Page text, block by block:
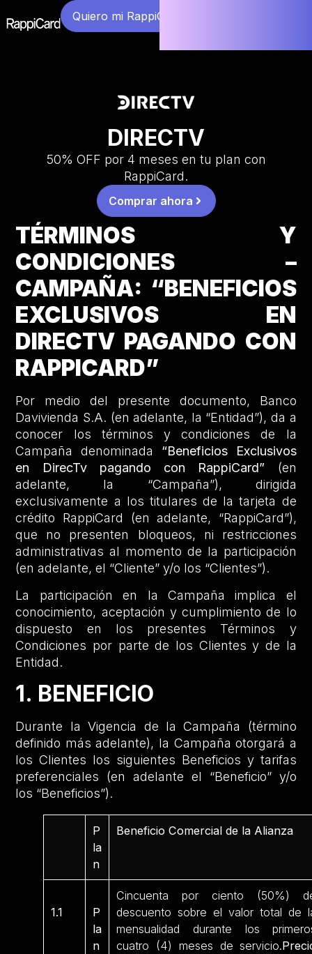
Quiero mi RappiCard
DIRECTV
50% OFF por 4 meses en tu plan con
RappiCard.
Comprar ahora
TÉRMINOS Y
CONDICIONES –
CAMPAÑA: “BENEFICIOS
EXCLUSIVOS EN
DIRECTV PAGANDO CON
RAPPICARD”
Por medio del presente documento, Banco
Davivienda S.A. (en adelante, la “Entidad”), da a
conocer los términos y condiciones de la
Campaña denominada “Beneficios Exclusivos
en DirecTv pagando con RappiCard” (en
adelante, la “Campaña”), dirigida
exclusivamente a los titulares de la tarjeta de
crédito RappiCard (en adelante, “RappiCard”),
que no presenten bloqueos, ni restricciones
administrativas al momento de la participación
(en adelante, el “Cliente” y/o los “Clientes”).
La participación en la Campaña implica el
conocimiento, aceptación y cumplimiento de lo
dispuesto en los presentes Términos y
Condiciones por parte de los Clientes y de la
Entidad.
1. BENEFICIO
Durante la Vigencia de la Campaña (término
definido más adelante), la Campaña otorgará a
los Clientes los siguientes Beneficios y tarifas
preferenciales (en adelante el “Beneficio” y/o
los “Beneficios”).
P
la
n
Beneficio Comercial de la Alianza
1.1
P
la
n
Cincuenta por ciento (50%)
descuento sobre el valor total de
mensualidad durante los
cuatro (4) meses de servicio.